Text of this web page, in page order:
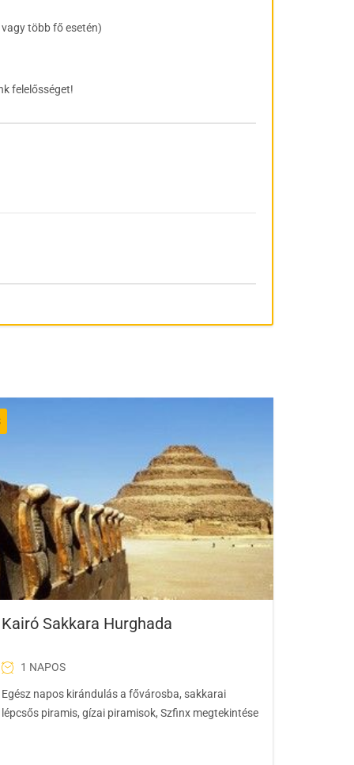
több fő esetén)
felelősséget!
Kairó Sakkara Hurghada
1 NAPOS
Egész napos kirándulás a fővárosba, sakkarai
lépcsős piramis, gízai piramisok, Szfinx megtekintése